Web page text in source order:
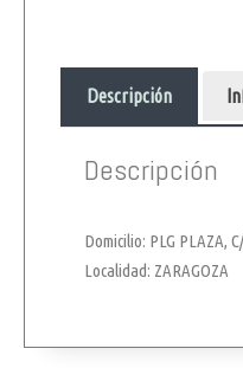
Descripción
Descripción
Domicilio: PLG PLAZA,
Localidad: ZARAGOZA